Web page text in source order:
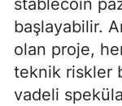
stablecoin
başlayabilir.
olan proje,
teknik riskler
vadeli